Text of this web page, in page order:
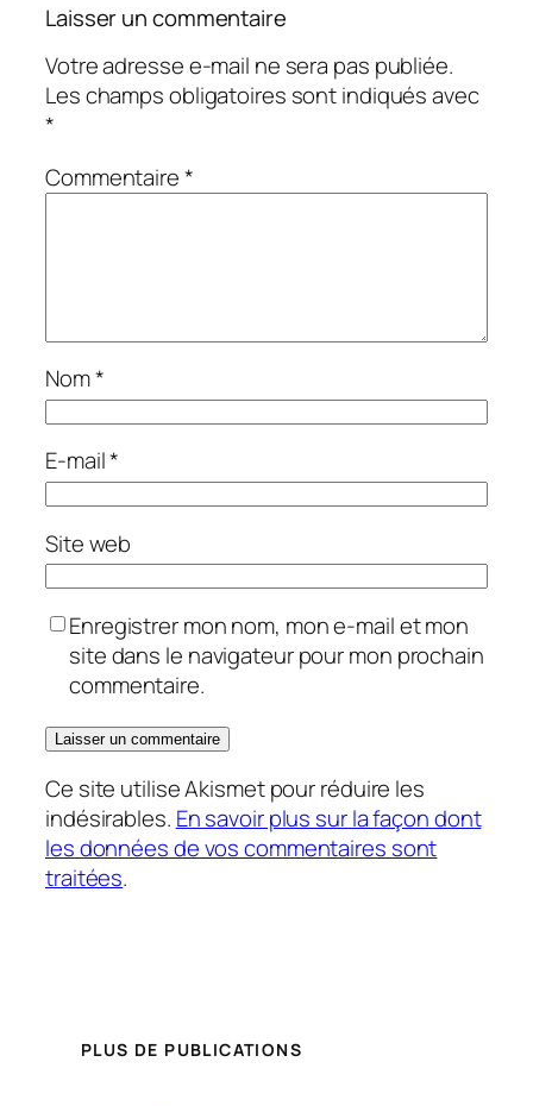
Laisser un commentaire
Votre adresse e-mail ne sera pas publiée.
Les champs obligatoires sont indiqués avec
*
Commentaire*
Nom*
E-mail*
Site web
Enregistrer mon nom, mon e-mail et mon
site dans le navigateur pour mon prochain
commentaire.
Ce site utilise Akismet pour réduire les
indésirables. En savoir plus sur la façon dont
les données de vos commentaires sont
traitées.
PLUS DE PUBLICATIONS